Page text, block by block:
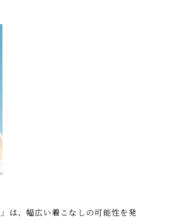
は、幅広い着こなしの可能性を発